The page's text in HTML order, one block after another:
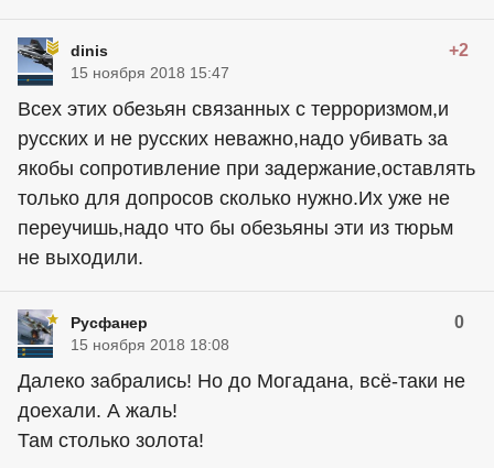
dinis +2
15 ноября 2018 15:47
Всех этих обезьян связанных с терроризмом,и
русских и не русских неважно,надо убивать за
якобы сопротивление при задержание,оставлять
только для допросов сколько нужно.Их уже не
переучишь,надо что бы обезьяны эти из тюрьм
не выходили.
Русфанер 0
15 ноября 2018 18:08
Далеко забрались! Но до Могадана, всё-таки не
доехали. А жаль!
Там столько золота!